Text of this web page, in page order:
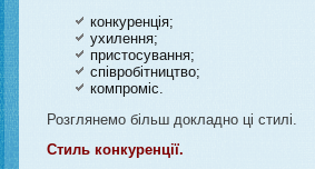
конкуренція;
ухилення;
пристосування;
співробітництво;
компроміс.
Розглянемо більш докладно ці стилі.
Стиль конкуренції.